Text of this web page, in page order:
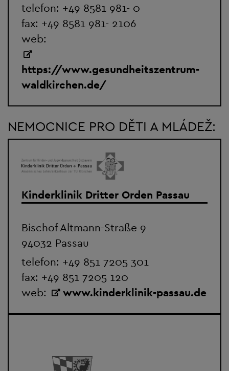
telefon: +49 8581 981- 0
fax: +49 8581 981- 2106
web:
https://www.gesundheitszentrum-
waldkirchen.de/
NEMOCNICE PRO DĚTI A MLÁDEŽ:
Kinderklinik Dritter Orden Passau
Bischof Altmann-Straße 9
94032 Passau
telefon: +49 851 7205 301
fax: +49 851 7205 120
web:
www.kinderklinik-passau.de